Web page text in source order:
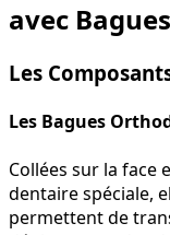
avec Bagues
Les
Les Bagues
Collées sur la face
dentaire spéciale,
permettent de